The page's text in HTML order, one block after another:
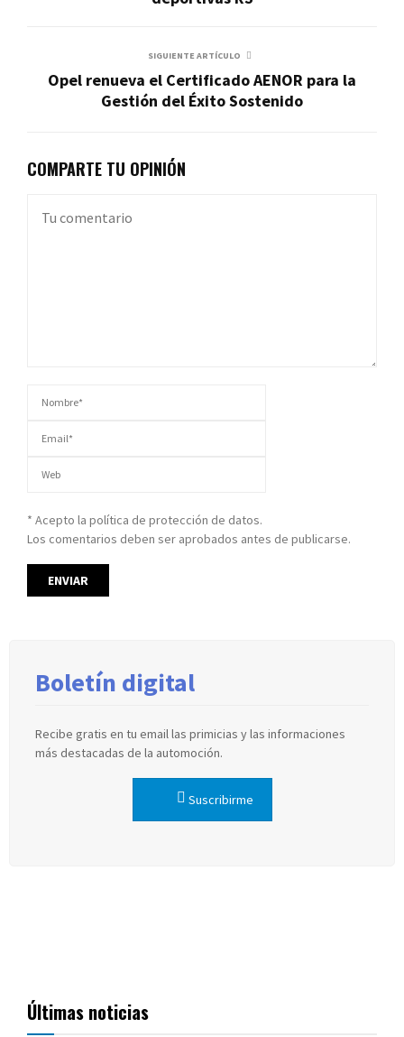
SIGUIENTE ARTÍCULO
Opel renueva el Certificado AENOR para la
Gestión del Éxito Sostenido
COMPARTE TU OPINIÓN
* Acepto la política de protección de datos.
Los comentarios deben ser aprobados antes de publicarse.
Boletín digital
Recibe gratis en tu email las primicias y las informaciones
más destacadas de la automoción.
Suscribirme
Últimas noticias